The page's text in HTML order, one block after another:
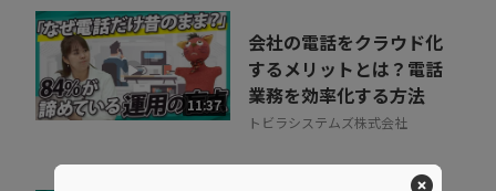
11:37
会社の電話をクラウド化
するメリットとは？電話
業務を効率化する方法
トビラシステムズ株式会社